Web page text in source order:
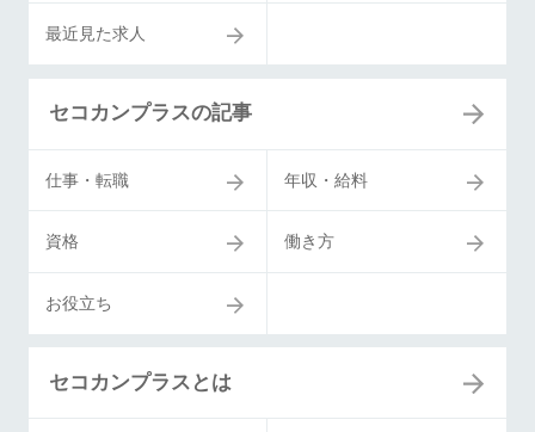
最近見た求人
セコカンプラスの記事
仕事・転職 年収・給料
資格 働き方
お役立ち
セコカンプラスとは